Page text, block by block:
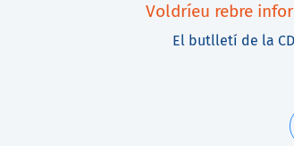
Voldríeu rebre
El butlletí de la